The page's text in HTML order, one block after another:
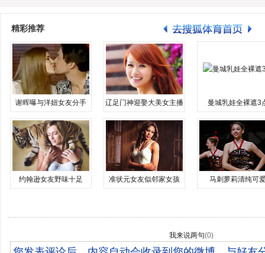
精彩推荐
谢晖曝与洋妞女友分手 辽足门神迎娶大美女主播 曼城乳娃全裸遮3
约翰逊女友野味十足 准状元女友似邻家女孩 马刺萝莉清纯可
我来说两句(0)